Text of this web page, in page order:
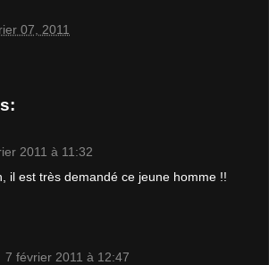
07, 2011
2011 à 11:32
il est très demandé ce jeune homme !!
7 février 2011 à 12:47